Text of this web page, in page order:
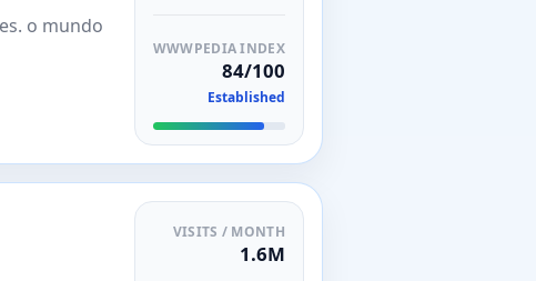
o mundo
WWWPEDIA INDEX
84/100
Established
VISITS / MONTH
1.6M